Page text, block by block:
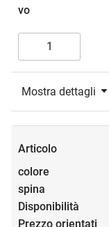
Mostra dettagli